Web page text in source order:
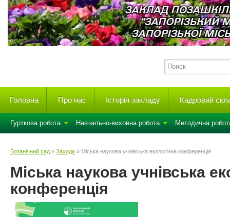
Головна Про нас Історія закладу Кадровий
Гурткова робота Навчально-виховна робота Методична
Ботанічний сад » Заходи » Міська наукова учнівська екологічна конференція
Міська наукова учнівська
конференція